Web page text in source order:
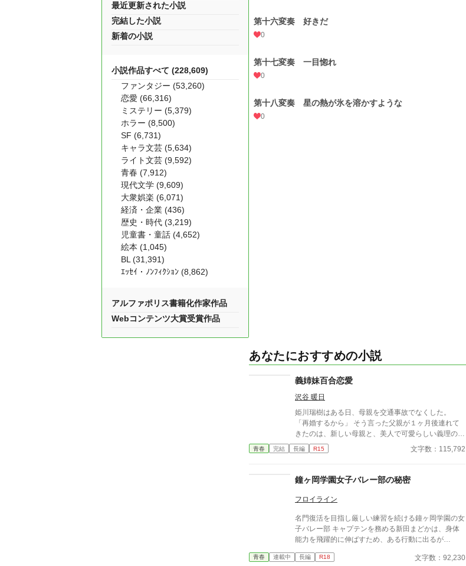
第十六変奏 好きだ
0
第十七変奏 一目惚れ
0
第十八変奏 星の熱が氷を溶かすような
0
あなたにおすすめの小説
義姉妹百合恋愛
沢谷 暖日
姫川瑞樹はある日、母親を交通事故でなくした。
「再婚するから」 そう言った父親が１ヶ月後連れて
きたのは、新しい母親と、美人で可愛らしい義理の
妹、楓だった。 次の日から、唐突に楓が急に積極的
になる。 それもそのはず、楓にとっての瑞樹は幼稚
しております
青春 完結 長編 R15 文字数：115,792
鐘ヶ岡学園女子バレー部の秘密
フロイライン
名門復活を目指し厳しい練習を続ける鐘ヶ岡学園の女
子バレー部 キャプテンを務める新田まどかは、身体
能力を飛躍的に伸ばすため、ある行動に出るが…
青春 連載中 長編 R18 文字数：92,230
最近更新された小説
完結した小説
新着の小説
小説作品すべて (228,609)
ファンタジー (53,260)
恋愛 (66,316)
ミステリー (5,379)
ホラー (8,500)
SF (6,731)
キャラ文芸 (5,634)
ライト文芸 (9,592)
青春 (7,912)
現代文学 (9,609)
大衆娯楽 (6,071)
経済・企業 (436)
歴史・時代 (3,219)
児童書・童話 (4,652)
絵本 (1,045)
BL (31,391)
ｴｯｾｲ・ﾉﾝﾌｨｸｼｮﾝ (8,862)
アルファポリス書籍化作家作品
Webコンテンツ大賞受賞作品